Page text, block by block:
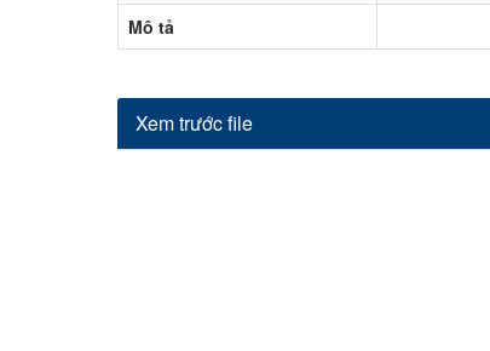
Mô tả
Xem trước file